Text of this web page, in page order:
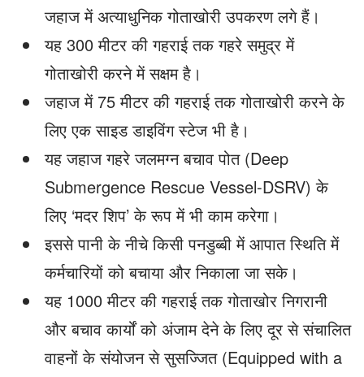
जहाज में अत्याधुनिक गोताखोरी उपकरण लगे हैं।
यह 300 मीटर की गहराई तक गहरे समुद्र में
गोताखोरी करने में सक्षम है।
जहाज में 75 मीटर की गहराई तक गोताखोरी करने के
लिए एक साइड डाइविंग स्टेज भी है।
यह जहाज गहरे जलमग्न बचाव पोत (Deep
Submergence Rescue Vessel-DSRV) के
लिए ‘मदर शिप’ के रूप में भी काम करेगा।
इससे पानी के नीचे किसी पनडुब्बी में आपात स्थिति में
कर्मचारियों को बचाया और निकाला जा सके।
यह 1000 मीटर की गहराई तक गोताखोर निगरानी
और बचाव कार्यों को अंजाम देने के लिए दूर से संचालित
वाहनों के संयोजन से सुसज्जित (Equipped with a